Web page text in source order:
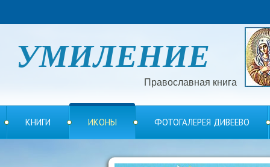
УМИЛЕНИЕ
Православная книга
КНИГИ ИКОНЫ ФОТОГАЛЕРЕЯ ДИВЕЕВО